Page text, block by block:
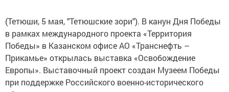
(Тетюши, 5 мая, "Тетюшские зори"). В канун Дня Победы
в рамках международного проекта «Территория
Победы» в Казанском офисе АО «Транснефть –
Прикамье» открылась выставка «Освобождение
Европы». Выставочный проект создан Музеем Победы
при поддержке Российского военно-исторического